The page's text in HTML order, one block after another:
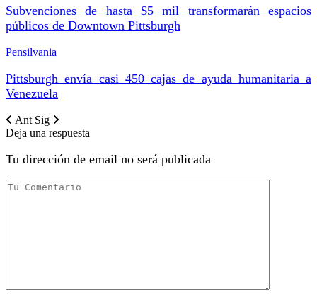
Subvenciones de hasta $5 mil transformarán espacios
públicos de Downtown Pittsburgh
Pensilvania
Pittsburgh envía casi 450 cajas de ayuda humanitaria a
Venezuela
Ant Sig
Deja una respuesta
Tu dirección de email no será publicada